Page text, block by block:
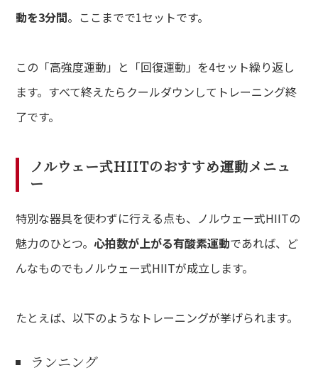
動を3分間。ここまでで1セットです。
この「高強度運動」と「回復運動」を4セット繰り返し
ます。すべて終えたらクールダウンしてトレーニング終
了です。
ノルウェー式HIITのおすすめ運動メニュ
ー
特別な器具を使わずに行える点も、ノルウェー式HIITの
魅力のひとつ。心拍数が上がる有酸素運動であれば、ど
んなものでもノルウェー式HIITが成立します。
たとえば、以下のようなトレーニングが挙げられます。
ランニング